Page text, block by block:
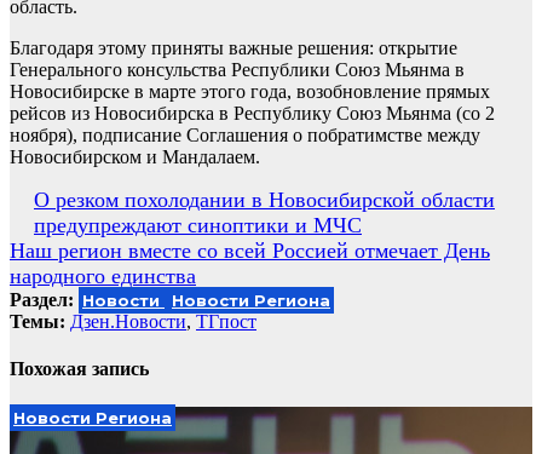
область.
Благодаря этому приняты важные решения: открытие
Генерального консульства Республики Союз Мьянма в
Новосибирске в марте этого года, возобновление прямых
рейсов из Новосибирска в Республику Союз Мьянма (со 2
ноября), подписание Соглашения о побратимстве между
Новосибирском и Мандалаем.
Навигация
по
записям
О резком похолодании в Новосибирской области
предупреждают синоптики и МЧС
Наш регион вместе со всей Россией отмечает День
народного единства
Раздел: Новости Новости Региона
Темы: Дзен.Новости, ТГпост
Похожая запись
Новости Региона